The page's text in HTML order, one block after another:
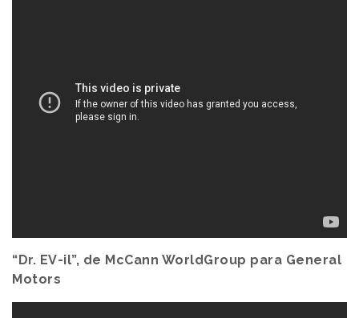
“Dr. EV-il”, de McCann WorldGroup para General
Motors